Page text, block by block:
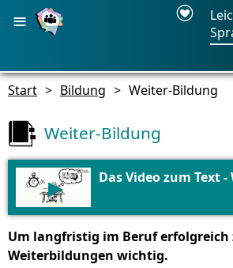
≡
Start > Bildung > Weiter-Bildung
Weiter-Bildung
▶ Das Video zum Text
Um langfristig im Beruf erfolgreich
Weiterbildungen wichtig.